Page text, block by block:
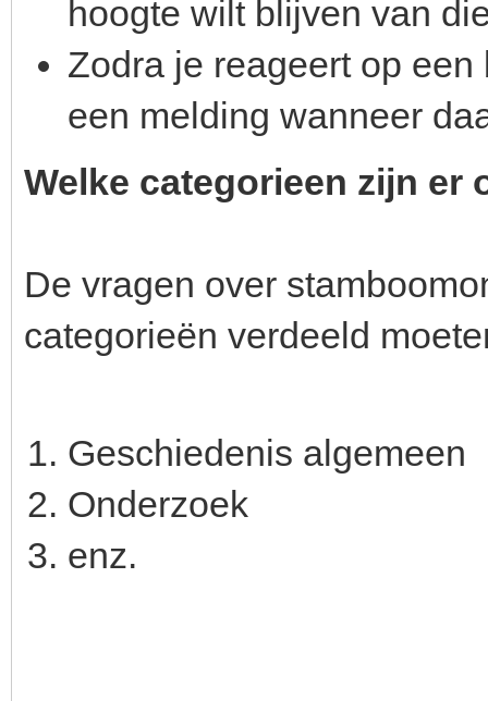
hoogte wilt blijven van
Zodra je reageert op
een melding wanneer
Welke categorieen zijn er
De vragen over
categorieën verdeeld
Geschiedenis algemeen
Onderzoek
enz.